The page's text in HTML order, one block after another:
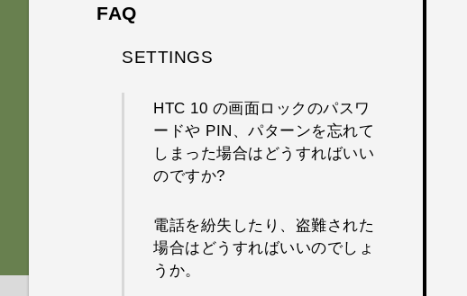
FAQ
SETTINGS
HTC 10 の画面ロックのパスワ
ードや PIN、パターンを忘れて
しまった場合はどうすればいい
のですか?
電話を紛失したり、盗難された
場合はどうすればいいのでしょ
うか。